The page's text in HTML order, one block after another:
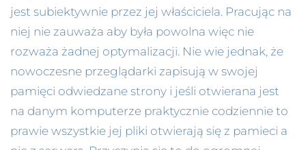
jest subiektywnie przez jej właściciela. Pracując na
niej nie zauważa aby była powolna więc nie
rozważa żadnej optymalizacji. Nie wie jednak, że
nowoczesne przeglądarki zapisują w swojej
pamięci odwiedzane strony i jeśli otwierana jest
na danym komputerze praktycznie codziennie to
prawie wszystkie jej pliki otwierają się z pamieci a